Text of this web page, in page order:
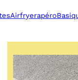
Airfryerapéro